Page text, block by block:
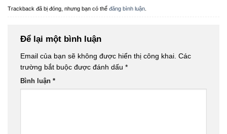
Trackback đã bị đóng, nhưng bạn có thể đăng bình luận
Để lại một bình luận
Email của bạn sẽ không được hiển thị công khai. Các
trường bắt buộc được đánh dấu *
Bình luận *